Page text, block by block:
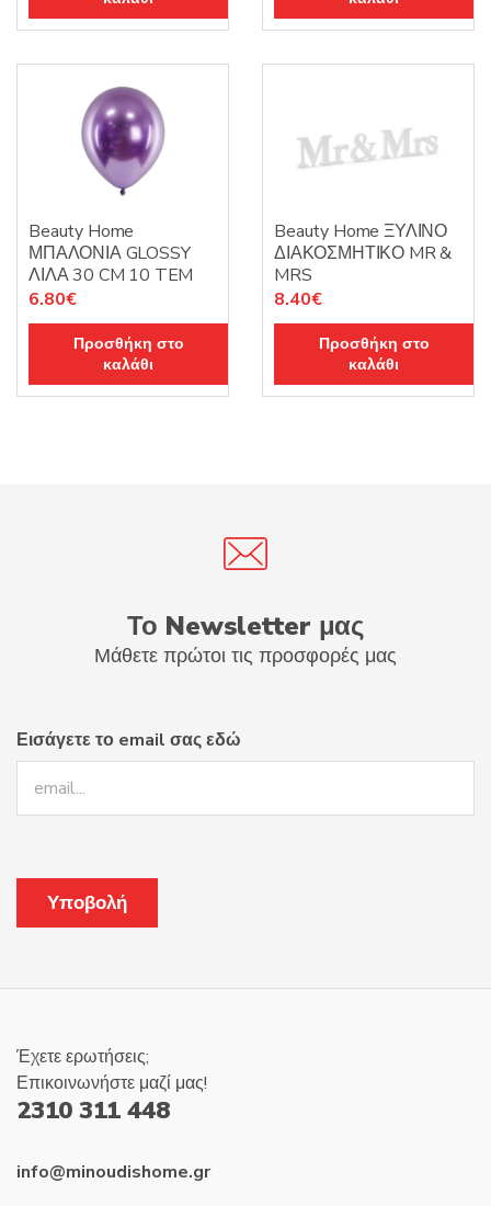
Beauty Home
ΜΠΑΛΟΝΙΑ GLOSSY
ΛΙΛΑ 30 CM 10 TEM
6.80€
Προσθήκη στο
καλάθι
Beauty Home ΞΥΛΙΝΟ
ΔΙΑΚΟΣΜΗΤΙΚΟ MR &
MRS
8.40€
Προσθήκη στο
καλάθι
Το Newsletter μας
Μάθετε πρώτοι τις προσφορές μας
Εισάγετε το email σας εδώ
Έχετε ερωτήσεις;
Επικοινωνήστε μαζί μας!
2310 311 448
info@minoudishome.gr